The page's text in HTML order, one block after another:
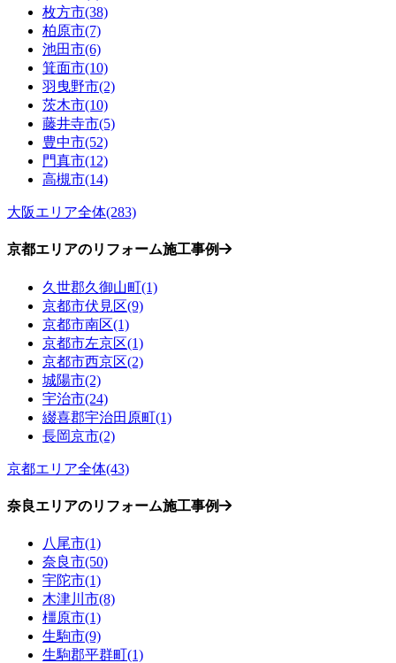
枚方市(38)
柏原市(7)
池田市(6)
箕面市(10)
羽曳野市(2)
茨木市(10)
藤井寺市(5)
豊中市(52)
門真市(12)
高槻市(14)
大阪エリア全体(283)
京都エリアのリフォーム施工事例
久世郡久御山町(1)
京都市伏見区(9)
京都市南区(1)
京都市左京区(1)
京都市西京区(2)
城陽市(2)
宇治市(24)
綴喜郡宇治田原町(1)
長岡京市(2)
京都エリア全体(43)
奈良エリアのリフォーム施工事例
八尾市(1)
奈良市(50)
宇陀市(1)
木津川市(8)
橿原市(1)
生駒市(9)
生駒郡平群町(1)